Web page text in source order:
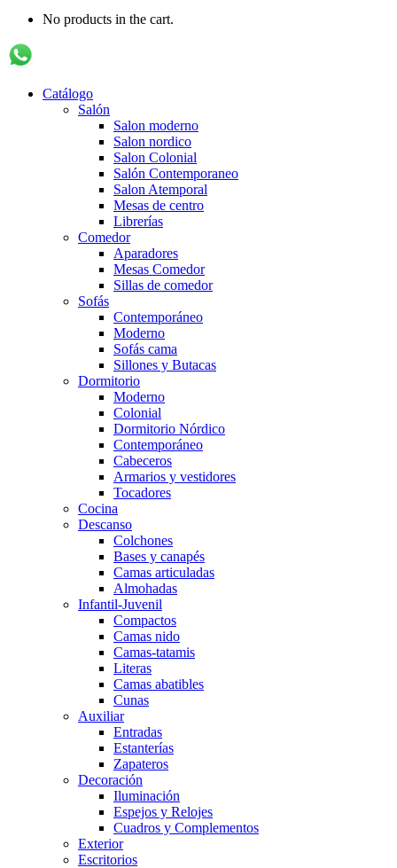
No products in the cart.
Catálogo
Salón
Salon moderno
Salon nordico
Salon Colonial
Salón Contemporaneo
Salon Atemporal
Mesas de centro
Librerías
Comedor
Aparadores
Mesas Comedor
Sillas de comedor
Sofás
Contemporáneo
Moderno
Sofás cama
Sillones y Butacas
Dormitorio
Moderno
Colonial
Dormitorio Nórdico
Contemporáneo
Cabeceros
Armarios y vestidores
Tocadores
Cocina
Descanso
Colchones
Bases y canapés
Camas articuladas
Almohadas
Infantil-Juvenil
Compactos
Camas nido
Camas-tatamis
Literas
Camas abatibles
Cunas
Auxiliar
Entradas
Estanterías
Zapateros
Decoración
Iluminación
Espejos y Relojes
Cuadros y Complementos
Exterior
Escritorios